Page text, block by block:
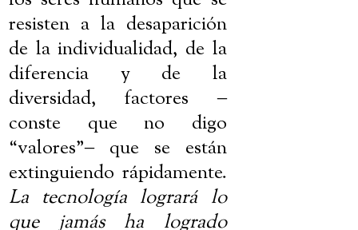
resisten a la desaparición
de la individualidad, de la
diferencia y de la
diversidad, factores‒
conste que no digo
“valores”‒que se están
extinguiendo rápidamente.
La tecnología logrará lo
que jamás ha logrado